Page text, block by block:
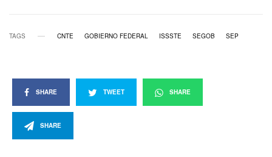
TAGS CNTE GOBIERNO FEDERAL ISSSTE SEGOB SEP
SHARE TWEET SHARE
SHARE